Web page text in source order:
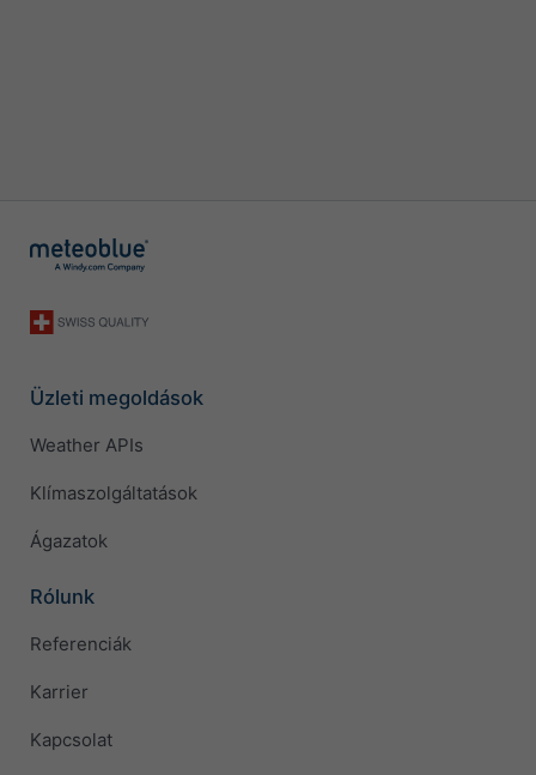
Üzleti megoldások
Weather APIs
Klímaszolgáltatások
Ágazatok
Rólunk
Referenciák
Karrier
Kapcsolat